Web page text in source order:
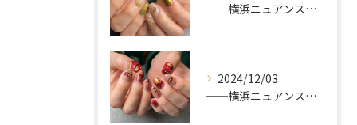
──横浜ニュアンスネイルサロン♡
2024/12/03
──横浜ニュアンスネイルサロン♡